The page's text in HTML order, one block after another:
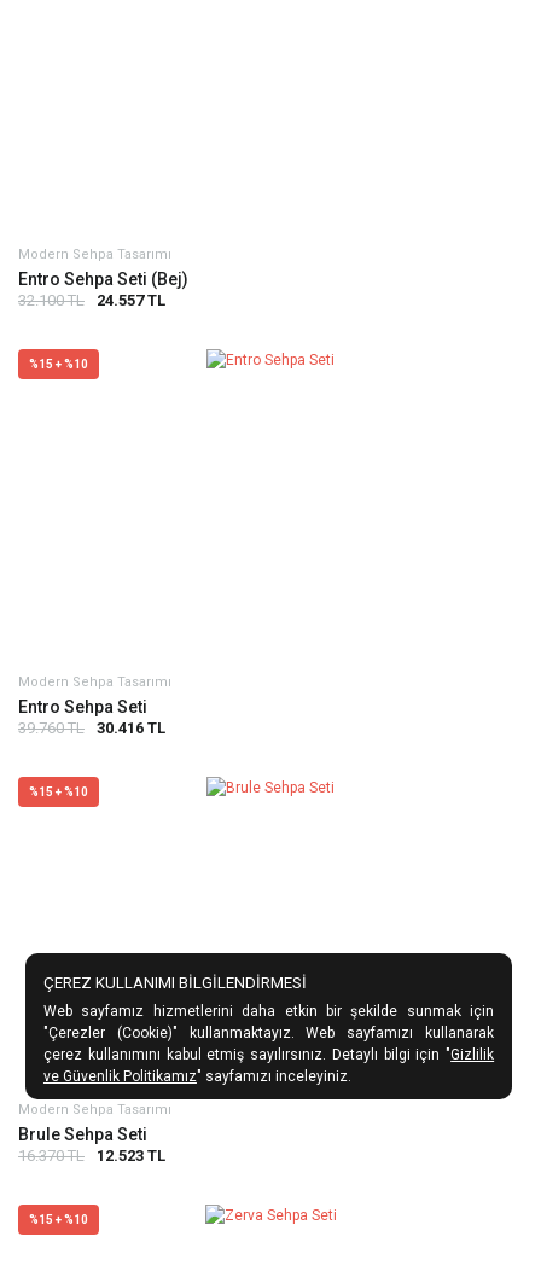
Modern Sehpa Tasarımı
Entro Sehpa Seti (Bej)
32.100 TL 24.557 TL
%15 + %10
Modern Sehpa Tasarımı
Entro Sehpa Seti
39.760 TL 30.416 TL
%15 + %10
Modern Sehpa Tasarımı
Brule Sehpa Seti
16.370 TL 12.523 TL
%15 + %10
ÇEREZ KULLANIMI BİLGİLENDİRMESİ
Web sayfamız hizmetlerini daha etkin bir şekilde sunmak için
"Çerezler (Cookie)" kullanmaktayız. Web sayfamızı kullanarak
çerez kullanımını kabul etmiş sayılırsınız. Detaylı bilgi için "Gizlilik
ve Güvenlik Politikamız" sayfamızı inceleyiniz.